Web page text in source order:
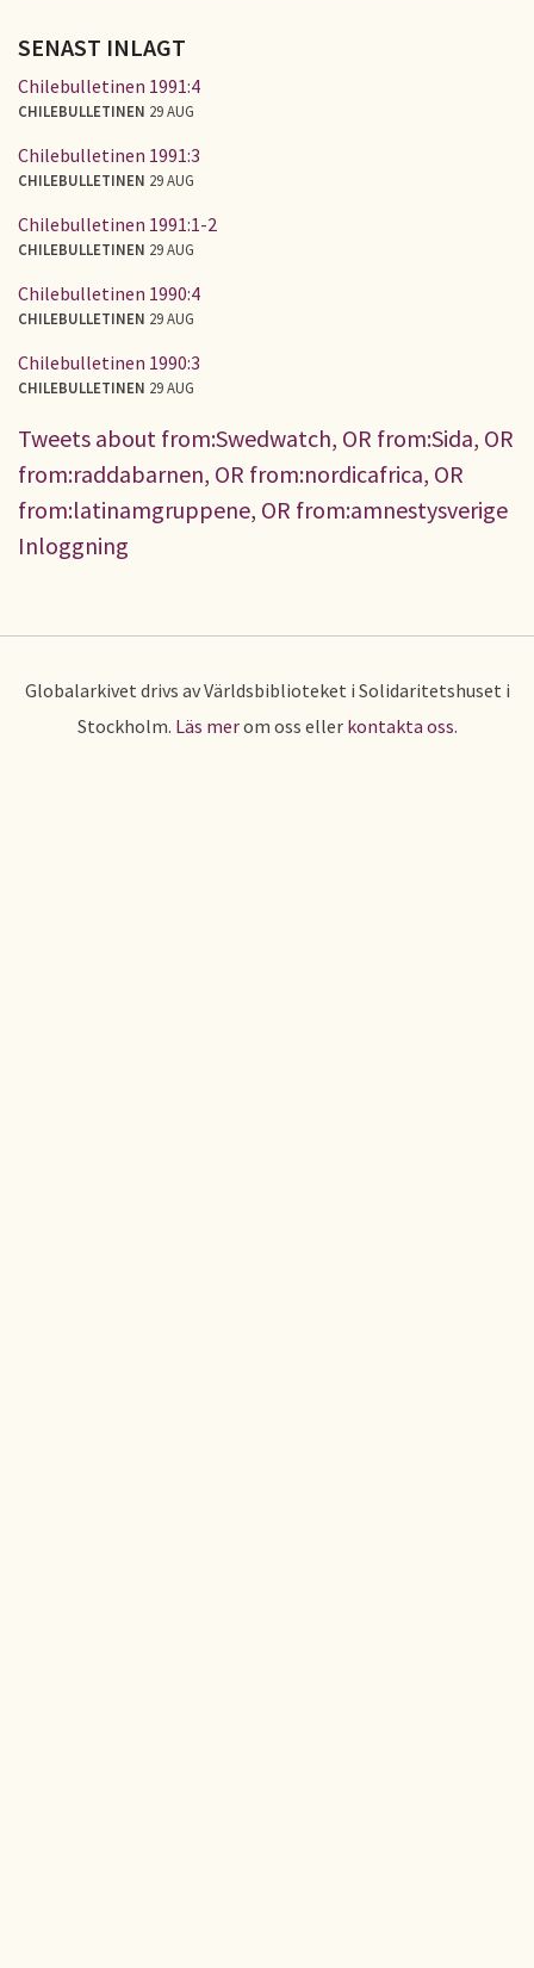
SENAST INLAGT
Chilebulletinen 1991:4
CHILEBULLETINEN 29 AUG
Chilebulletinen 1991:3
CHILEBULLETINEN 29 AUG
Chilebulletinen 1991:1-2
CHILEBULLETINEN 29 AUG
Chilebulletinen 1990:4
CHILEBULLETINEN 29 AUG
Chilebulletinen 1990:3
CHILEBULLETINEN 29 AUG
Tweets about from:Swedwatch, OR from:Sida, OR
from:raddabarnen, OR from:nordicafrica, OR
from:latinamgruppene, OR from:amnestysverige
Inloggning
Globalarkivet drivs av Världsbiblioteket i Solidaritetshuset i
Stockholm. Läs merom oss eller kontakta oss.